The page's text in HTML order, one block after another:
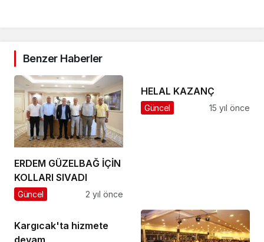
Benzer Haberler
ERDEM GÜZELBAĞ İÇİN
KOLLARI SIVADI
Güncel 2 yıl önce
HELAL KAZANÇ
Güncel 15 yıl önce
Kargıcak'ta hizmete